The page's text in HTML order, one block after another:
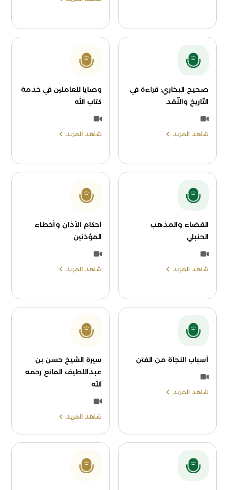
صحيح البخاري: قراءة في
التّاريخ والنّقد
شاهد المزيد
وصايا للعاملين في خدمة
كتاب الله
شاهد المزيد
القضاء والمذهب
الحنبلي
شاهد المزيد
أحكام الأذان وأخطاء
المؤذنين
شاهد المزيد
أسباب النجاة من الفتن
شاهد المزيد
سيرة الشيخ حسن بن
عبداللطيف المانع رحمه
الله
شاهد المزيد